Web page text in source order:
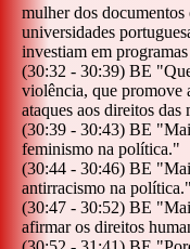
mulher dos
universidades
investiam em
(30:32 - 30:39) BE "
violência, que promove
ataques aos direitos das
(30:39 - 30:43) BE "
feminismo na política."
(30:44 - 30:46) BE "
antirracismo na política."
(30:47 - 30:52) BE "
afirmar os direitos